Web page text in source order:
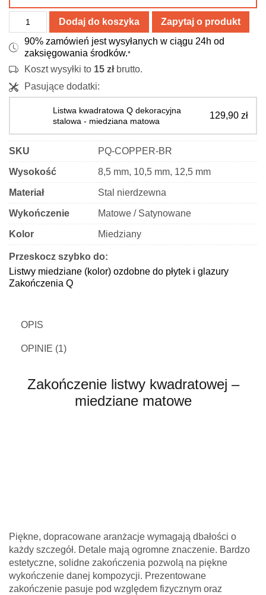
ilość
Zakończenie
listwy
kwadratowej
Q
-
Dodaj do koszyka
Zapytaj o produkt
90% zamówień jest wysyłanych w ciągu 24h od
zaksięgowania środków.*
Koszt wysyłki to 15 złbrutto.
Pasujące dodatki:
Listwa kwadratowa Q dekoracyjna
stalowa - miedziana matowa
129,90 zł
SKU PQ-COPPER-BR
Wysokość 8,5 mm, 10,5 mm, 12,5 mm
Materiał Stal nierdzewna
Wykończenie Matowe / Satynowane
Kolor Miedziany
Przeskocz szybko do:
Listwy miedziane (kolor) ozdobne do płytek i glazury
Zakończenia Q
OPIS
OPINIE (1)
Zakończenie listwy kwadratowej –
miedziane matowe
Piękne, dopracowane aranżacje wymagają dbałości o
każdy szczegół. Detale mają ogromne znaczenie. Bardzo
estetyczne, solidne zakończenia pozwolą na piękne
wykończenie danej kompozycji. Prezentowane
zakończenie pasuje pod względem fizycznym oraz